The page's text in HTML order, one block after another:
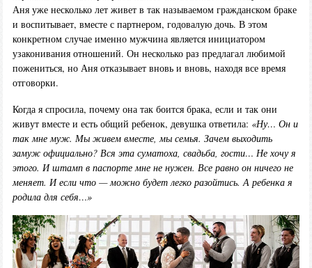
Аня уже несколько лет живет в так называемом гражданском браке
и воспитывает, вместе с партнером, годовалую дочь. В этом
конкретном случае именно мужчина является инициатором
узаконивания отношений. Он несколько раз предлагал любимой
пожениться, но Аня отказывает вновь и вновь, находя все время
отговорки.
Когда я спросила, почему она так боится брака, если и так они
живут вместе и есть общий ребенок, девушка ответила: «Ну… Он и
так мне муж. Мы живем вместе, мы семья. Зачем выходить
замуж официально? Вся эта суматоха, свадьба, гости… Не хочу я
этого. И штамп в паспорте мне не нужен. Все равно он ничего не
меняет. И если что — можно будет легко разойтись. А ребенка я
родила для себя…»